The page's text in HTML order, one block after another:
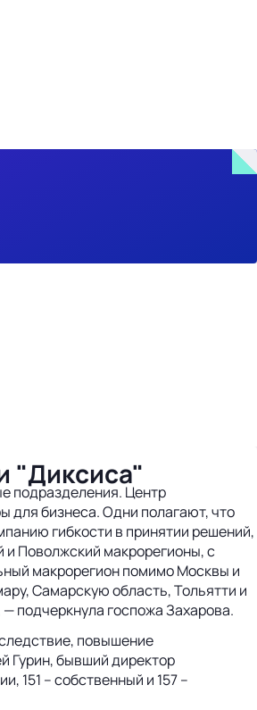
"Диксиса"
подразделения. Центр
для бизнеса. Одни полагают, что
гибкости в принятии решений,
Поволжский макрорегионы, с
макрорегион помимо Москвы и
Самарскую область, Тольятти и
подчеркнула госпожа Захарова.
повышение
Гурин, бывший директор
151 – собственный и 157 –